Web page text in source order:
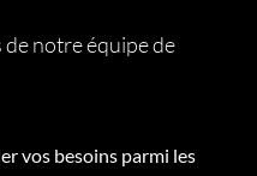
de notre équipe de
vos besoins parmi les